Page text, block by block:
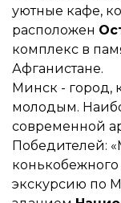
уютные кафе,
расположен
комплекс в
Афганистане.
Минск - город,
молодым.
современной
Победителей:
конькобежного
экскурсию по